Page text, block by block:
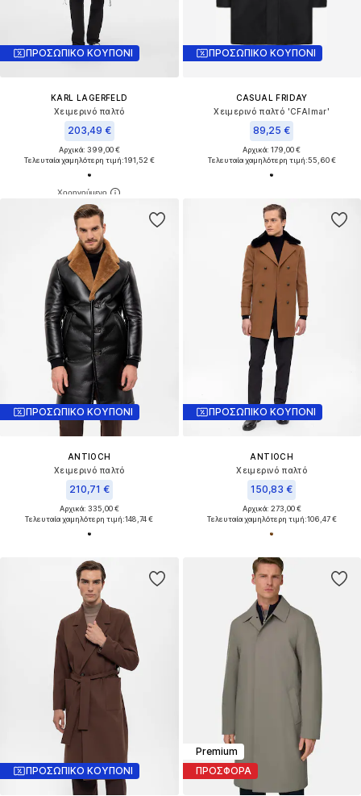
ΠΡΟΣΩΠΙΚΟ ΚΟΥΠΟΝΙ
KARL LAGERFELD
Χειμερινό παλτό
203,49 €
Αρχικά: 399,00 €
Τελευταία χαμηλότερη τιμή:191,52 €
ΠΡΟΣΩΠΙΚΟ ΚΟΥΠΟΝΙ
CASUAL FRIDAY
Χειμερινό παλτό 'CFAlmar'
89,25 €
Αρχικά: 179,00 €
Τελευταία χαμηλότερη τιμή:55,60 €
ΠΡΟΣΩΠΙΚΟ ΚΟΥΠΟΝΙ
ANTIOCH
Χειμερινό παλτό
210,71 €
Αρχικά: 335,00 €
Τελευταία χαμηλότερη τιμή:148,74 €
ΠΡΟΣΩΠΙΚΟ ΚΟΥΠΟΝΙ
ANTIOCH
Χειμερινό παλτό
150,83 €
Αρχικά: 273,00 €
Τελευταία χαμηλότερη τιμή:106,47 €
ΠΡΟΣΩΠΙΚΟ ΚΟΥΠΟΝΙ
Premium
ΠΡΟΣΦΟΡΑ